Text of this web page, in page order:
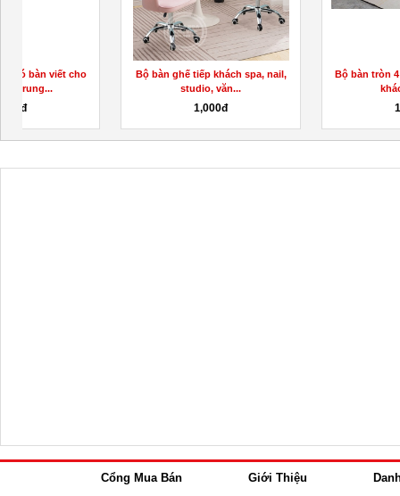
Bộ bàn ghế tiếp khách spa, nail,
Bộ bàn tròn 4 ghế tulip xoay tiếp
Cổng Mua Bán Giới Thiệu